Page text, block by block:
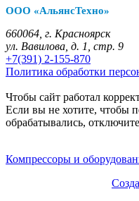
ООО «АльянсТехно»
660064, г. Красноярск
ул. Вавилова, д. 1, стр. 9
+7(391) 2-155-870
Политика обработки
Чтобы сайт работал
Если вы не хотите, чтобы
обрабатывались,
Компрессоры и